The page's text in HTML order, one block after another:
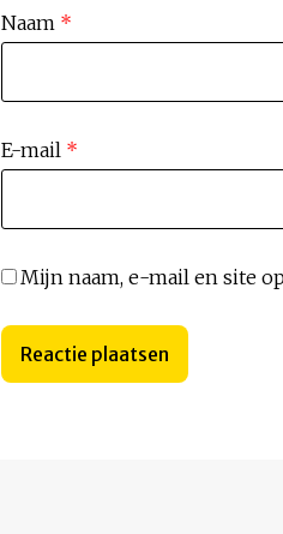
Naam *
E-mail *
Mijn naam, e-mail en site